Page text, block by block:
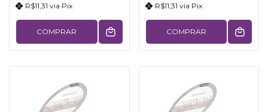
R$11,31 via Pix
COMPRAR
R$11,31 via Pix
COMPRAR